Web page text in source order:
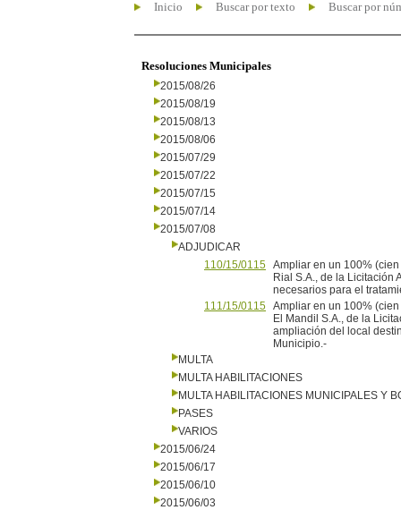
Inicio Buscar por texto Buscar por
Resoluciones Municipales
2015/08/26
2015/08/19
2015/08/13
2015/08/06
2015/07/29
2015/07/22
2015/07/15
2015/07/14
2015/07/08
ADJUDICAR
110/15/0115 Ampliar en un 100%
Rial S.A., de la Licitación
necesarios para el
111/15/0115 Ampliar en un 100%
El Mandil S.A., de la
ampliación del local
Municipio.-
MULTA
MULTA HABILITACIONES
MULTA HABILITACIONES MUNICIPALES Y
PASES
VARIOS
2015/06/24
2015/06/17
2015/06/10
2015/06/03